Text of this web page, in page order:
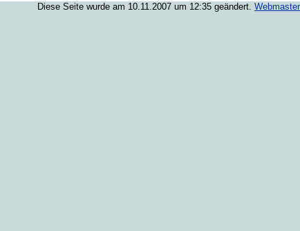
Diese Seite wurde am 10.11.2007 um 12:35 geändert. Webmaster